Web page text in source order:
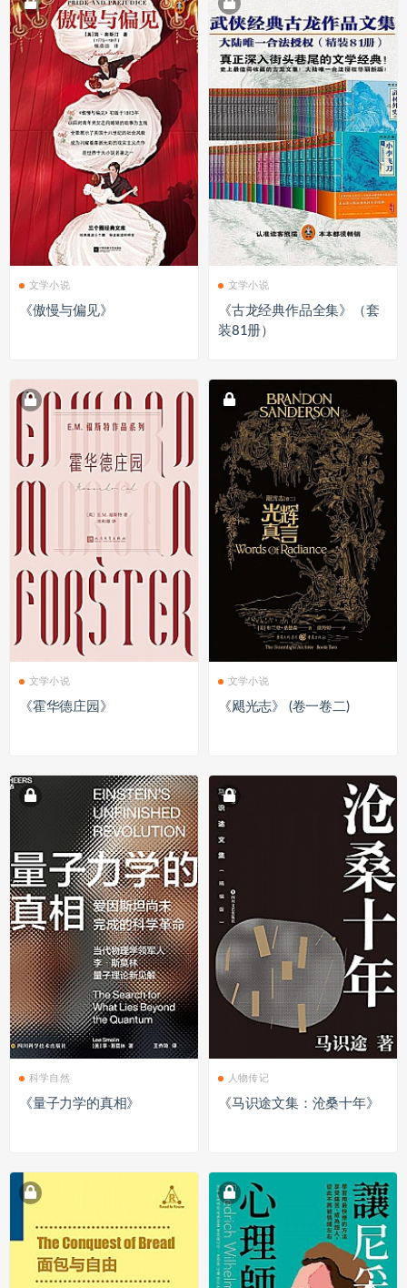
文学小说
《傲慢与偏见》
文学小说
《古龙经典作品全集》（套
装81册）
文学小说
《霍华德庄园》
文学小说
《飓光志》 (卷一卷二)
科学自然
《量子力学的真相》
人物传记
《马识途文集：沧桑十年》